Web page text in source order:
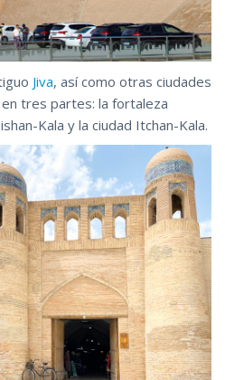
Jiva, así como otras ciudades
tres partes: la fortaleza
Kala y la ciudad Itchan-Kala.